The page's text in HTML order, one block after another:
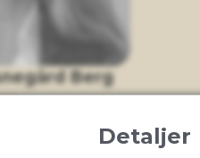
Berg
og teaterDetaljer